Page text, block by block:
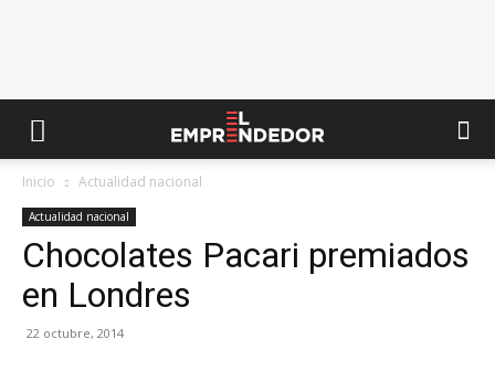
Inicio Actualidad nacional
Actualidad nacional
Chocolates Pacari premiados
en Londres
22 octubre, 2014